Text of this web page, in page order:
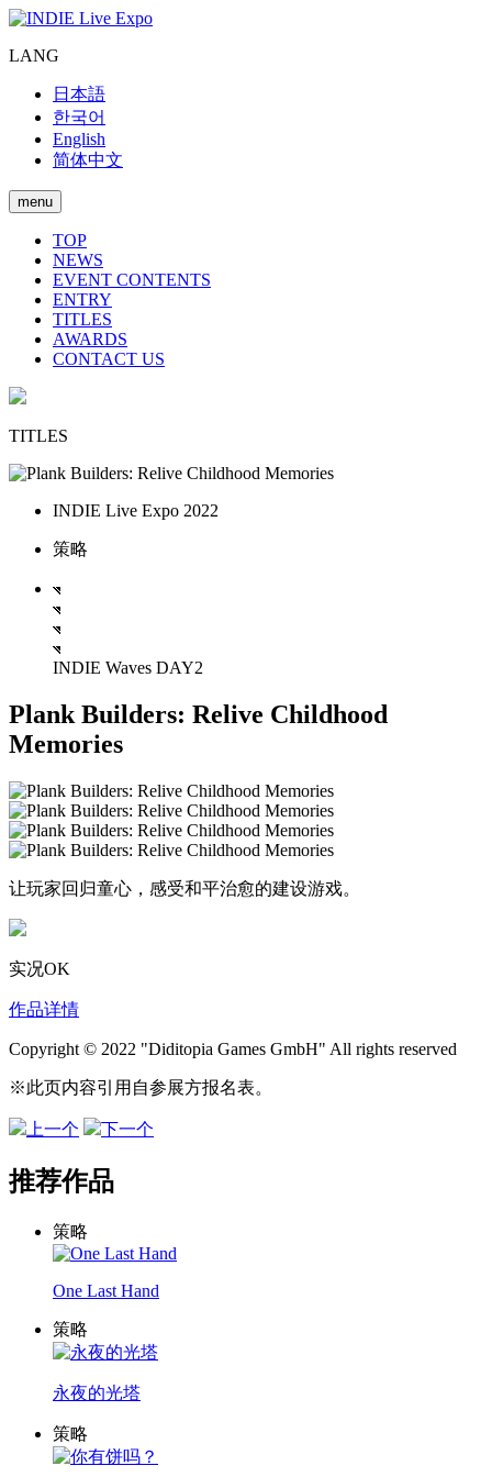
LANG
日本語
한국어
English
简体中文
menu
TOP
NEWS
EVENT CONTENTS
ENTRY
TITLES
AWARDS
CONTACT US
TITLES
INDIE Live Expo 2022
策略
INDIE Waves DAY2
Plank Builders: Relive Childhood
Memories
让玩家回归童心，感受和平治愈的建设游戏。
实况OK
作品详情
Copyright © 2022 "Diditopia Games GmbH" All rights reserved
※此页内容引用自参展方报名表。
上一个 下一个
推荐作品
策略
One Last Hand
策略
永夜的光塔
策略